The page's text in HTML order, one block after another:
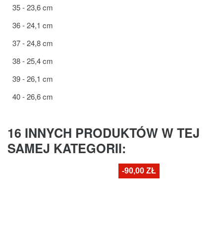
35 - 23,6 cm
36 - 24,1 cm
37 - 24,8 cm
38 - 25,4 cm
39 - 26,1 cm
40 - 26,6 cm
16 INNYCH PRODUKTÓW W TEJ
SAMEJ KATEGORII:
-90,00 ZŁ